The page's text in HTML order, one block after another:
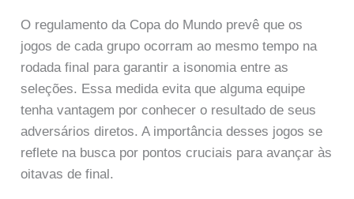
O regulamento da Copa do Mundo prevê que os
jogos de cada grupo ocorram ao mesmo tempo na
rodada final para garantir a isonomia entre as
seleções. Essa medida evita que alguma equipe
tenha vantagem por conhecer o resultado de seus
adversários diretos. A importância desses jogos se
reflete na busca por pontos cruciais para avançar às
oitavas de final.